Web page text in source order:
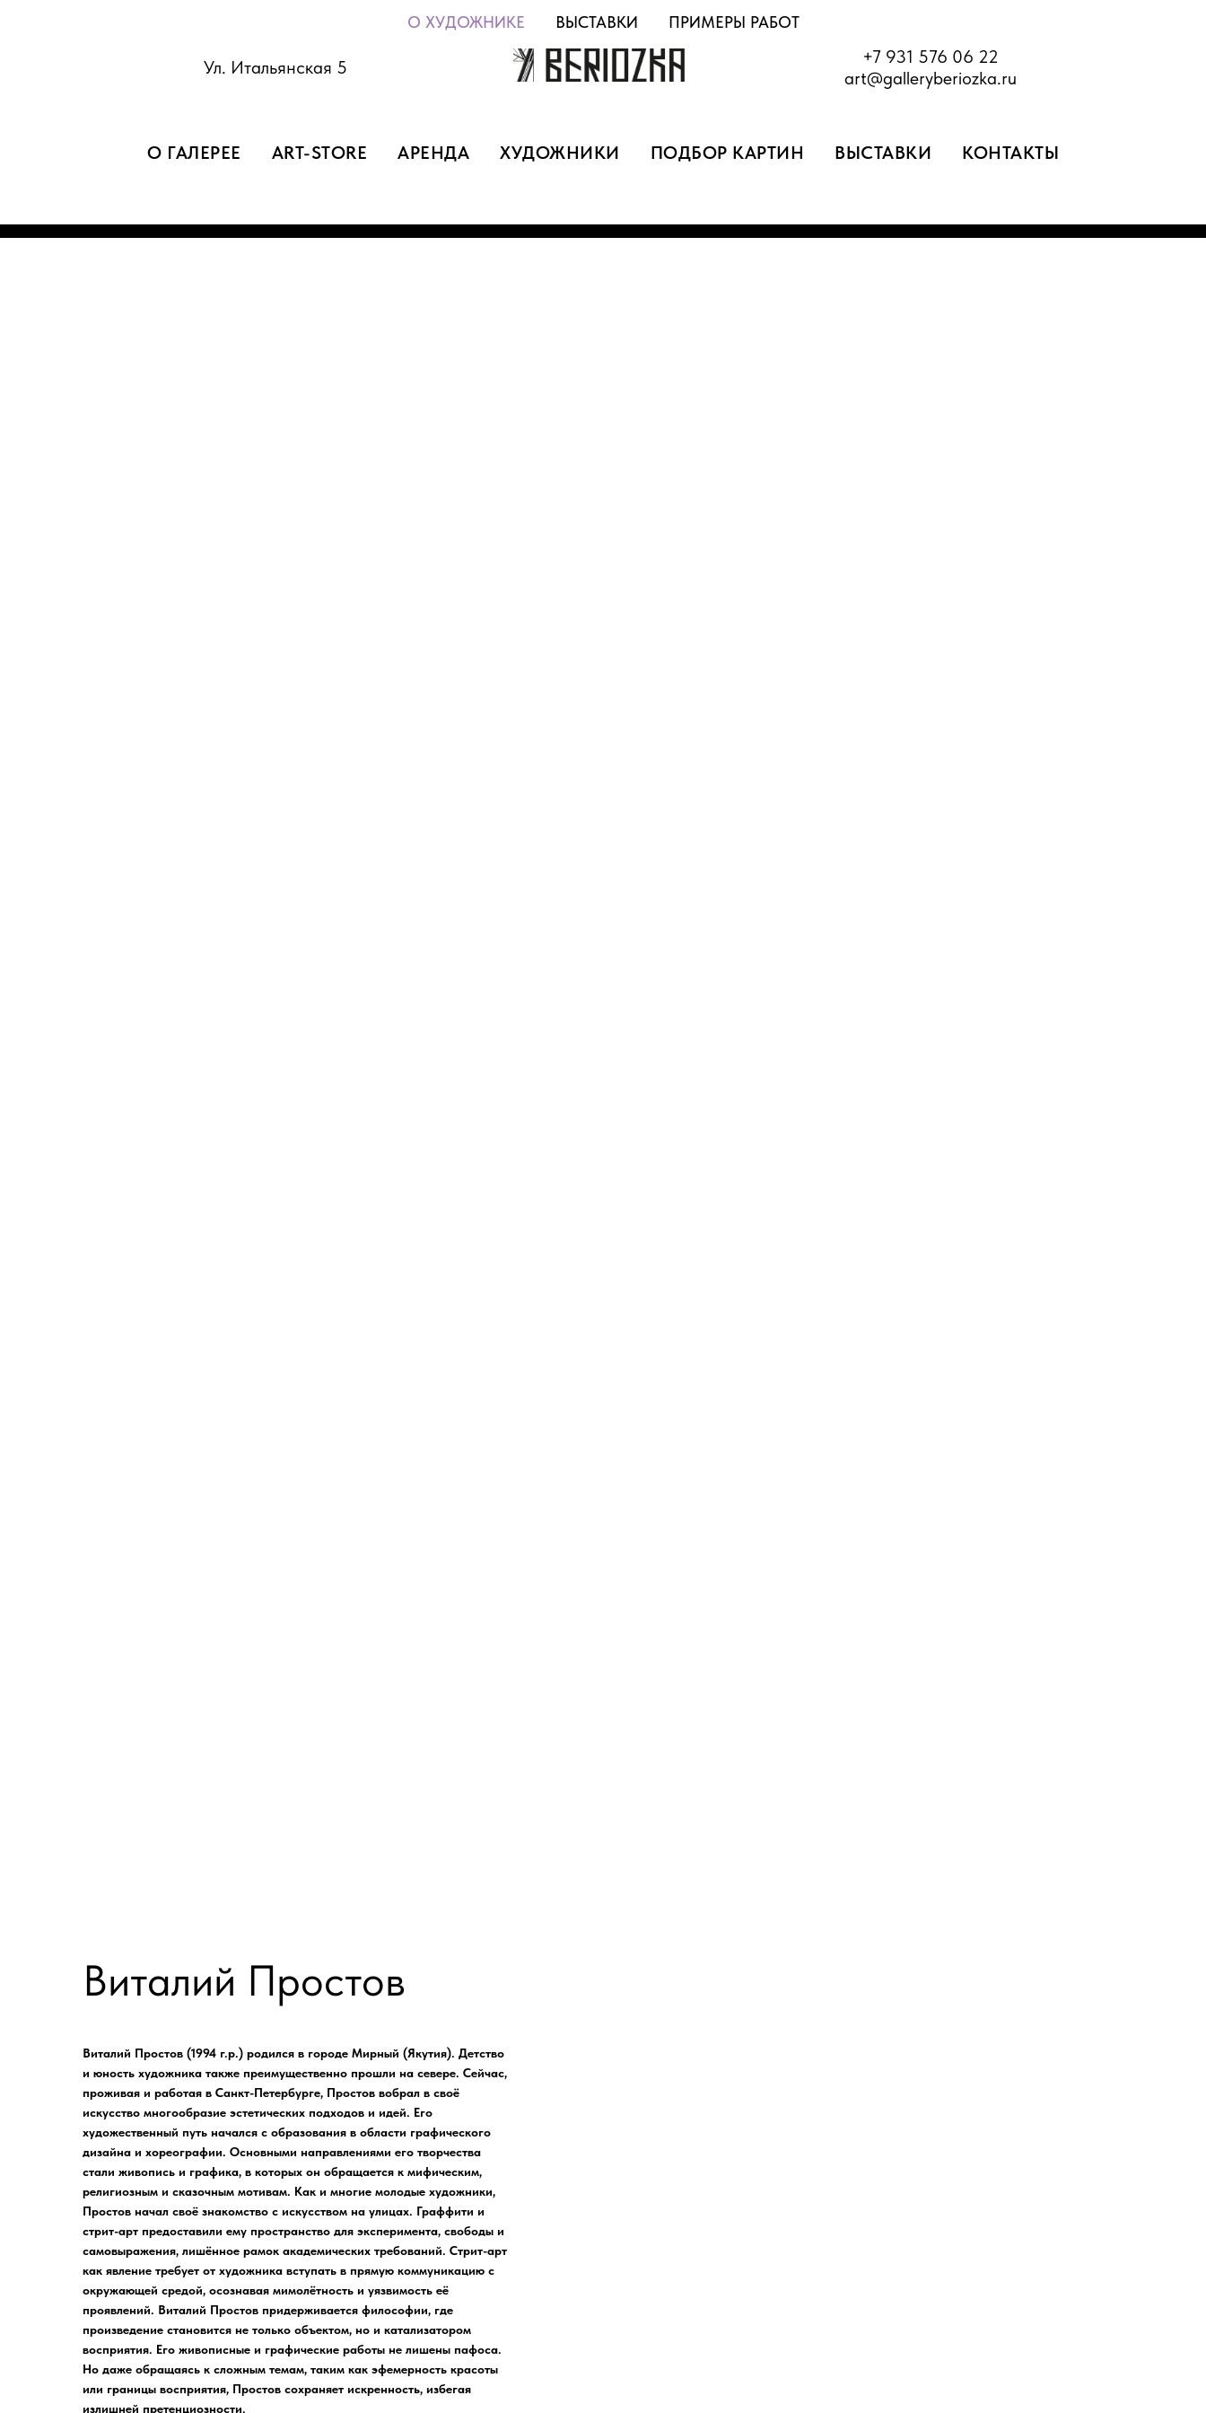
Ул. Итальянская 5
+7 931 576 06 22
art@galleryberiozka.ru
О ГАЛЕРЕЕ ART-STORE АРЕНДА ХУДОЖНИКИ ПОДБОР КАРТИН ВЫСТАВКИ КОНТАКТЫ
О ХУДОЖНИКЕ ВЫСТАВКИ ПРИМЕРЫ РАБОТ
Виталий Простов
Виталий Простов (1994 г.р.) родился в городе Мирный (Якутия). Детство
и юность художника также преимущественно прошли на севере. Сейчас,
проживая и работая в Санкт-Петербурге, Простов вобрал в своё
искусство многообразие эстетических подходов и идей. Его
художественный путь начался с образования в области графического
дизайна и хореографии. Основными направлениями его творчества
стали живопись и графика, в которых он обращается к мифическим,
религиозным и сказочным мотивам. Как и многие молодые художники,
Простов начал своё знакомство с искусством на улицах. Граффити и
стрит-арт предоставили ему пространство для эксперимента, свободы и
самовыражения, лишённое рамок академических требований. Стрит-арт
как явление требует от художника вступать в прямую коммуникацию с
окружающей средой, осознавая мимолётность и уязвимость её
проявлений. Виталий Простов придерживается философии, где
произведение становится не только объектом, но и катализатором
восприятия. Его живописные и графические работы не лишены пафоса.
Но даже обращаясь к сложным темам, таким как эфемерность красоты
или границы восприятия, Простов сохраняет искренность, избегая
излишней претенциозности.